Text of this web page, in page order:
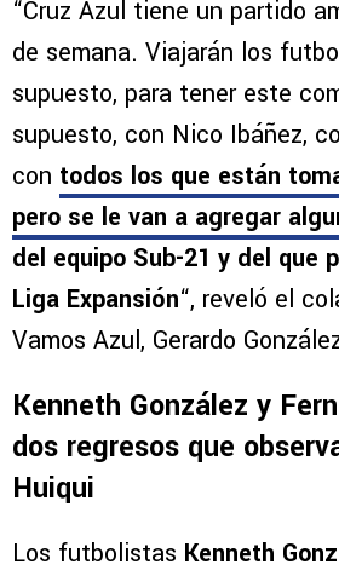
“Cruz Azul tiene un partido
de semana. Viajarán los
supuesto, para tener este
supuesto, con Nico Ibáñez,
con todos los que están
pero se le van a agregar
del equipo Sub-21 y del que
Liga Expansión“, reveló el
Vamos Azul, Gerardo
Kenneth González y
dos regresos que
Huiqui
Los futbolistas Kenneth